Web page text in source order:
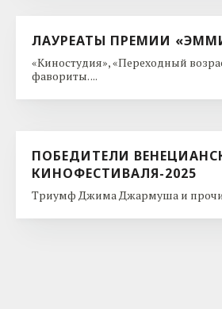
ЛАУРЕАТЫ ПРЕМИИ
«Киностудия», «Переходный
фавориты. ...
ПОБЕДИТЕЛИ
КИНОФЕСТИВАЛЯ-2025
Триумф Джима Джармуша и